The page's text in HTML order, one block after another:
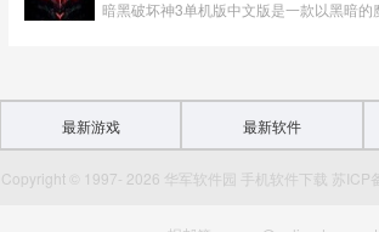
最新游戏 最新软件
Copyright © 1997- 2026 华军软件园 手机软件下载 苏ICP